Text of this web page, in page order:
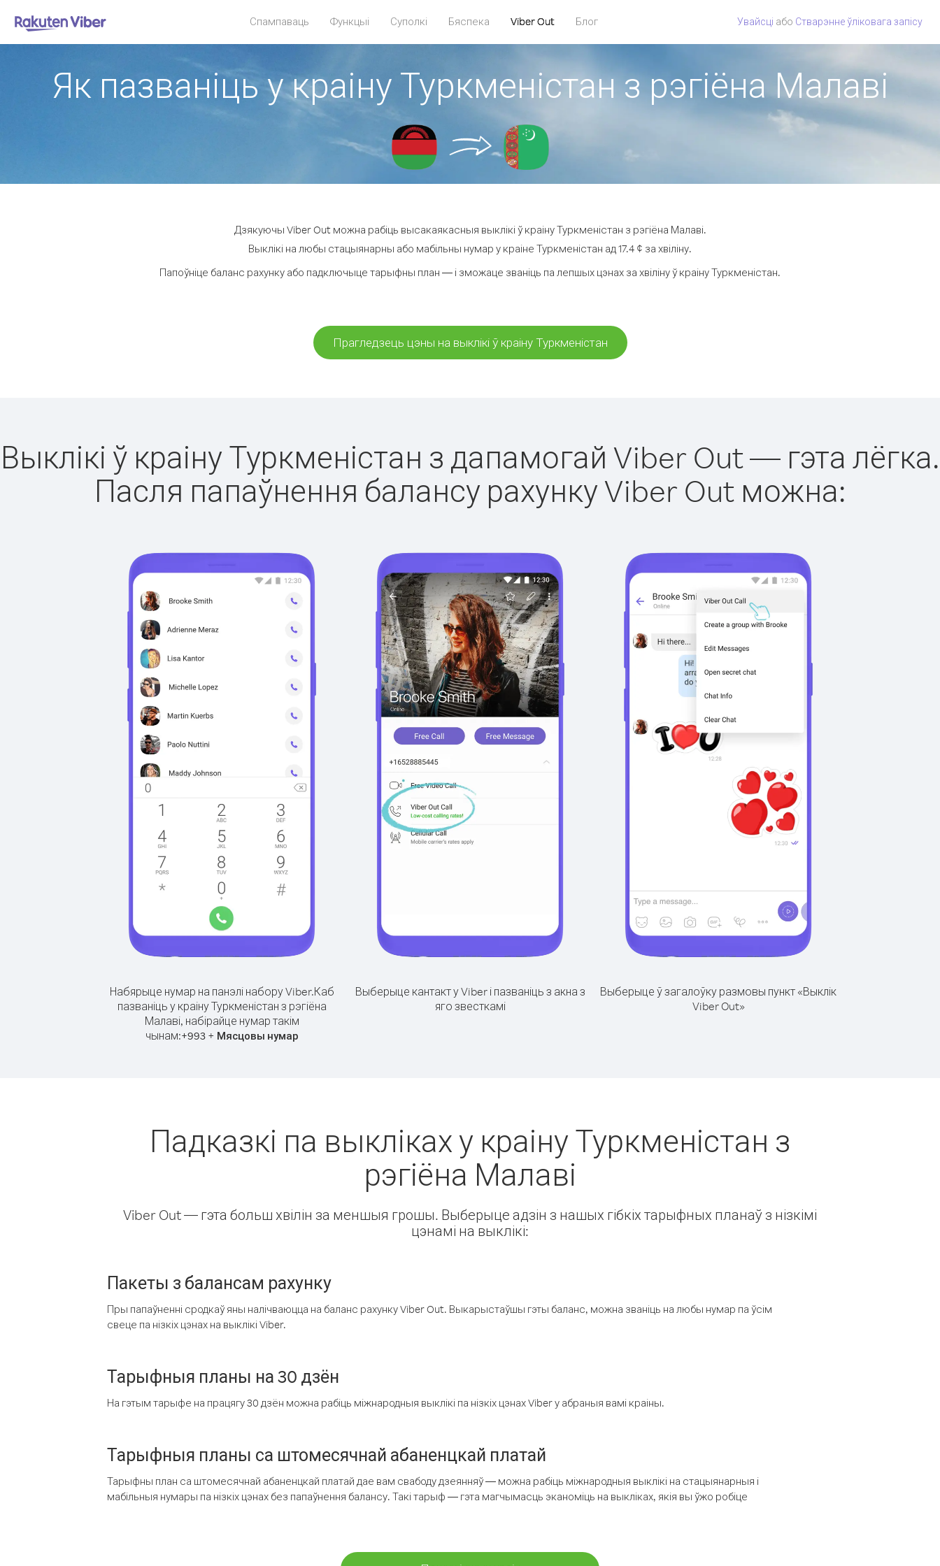
Спампаваць Функцыі Суполкі Бяспека Viber Out Блог Увайсці або Стварэнне ўліковага запісу
Як пазваніць у краіну Туркменістан з рэгіёна Малаві
Дзякуючы Viber Out можна рабіць высакаякасныя выклікі ў краіну Туркменістан з рэгіёна Малаві.
Выклікі на любы стацыянарны або мабільны нумар у краіне Туркменістан ад 17.4 ¢ за хвіліну.
Папоўніце баланс рахунку або падключыце тарыфны план — і зможаце званіць па лепшых цэнах за хвіліну ў краіну Туркменістан.
Прагледзець цэны на выклікі ў краіну Туркменістан
Выклікі ў краіну Туркменістан з дапамогай Viber Out — гэта лёгка.
Пасля папаўнення балансу рахунку Viber Out можна:
Набярыце нумар на панэлі набору Viber.Каб
пазваніць у краіну Туркменістан з рэгіёна
Малаві, набірайце нумар такім
чынам:+993+ Мясцовы нумар
Выберыце кантакт у Viber і пазваніць з акна з
яго звесткамі
Выберыце ў загалоўку размовы пункт «Выклік
Viber Out»
Падказкі па выкліках у краіну Туркменістан з
рэгіёна Малаві
Viber Out — гэта больш хвілін за меншыя грошы. Выберыце адзін з нашых гібкіх тарыфных планаў з нізкімі
цэнамі на выклікі:
Пакеты з балансам рахунку
Пры папаўненні сродкаў яны налічваюцца на баланс рахунку Viber Out. Выкарыстаўшы гэты баланс, можна званіць на любы нумар па ўсім
свеце па нізкіх цэнах на выклікі Viber.
Тарыфныя планы на 30 дзён
На гэтым тарыфе на працягу 30 дзён можна рабіць міжнародныя выклікі па нізкіх цэнах Viber у абраныя вамі краіны.
Тарыфныя планы са штомесячнай абаненцкай платай
Тарыфны план са штомесячнай абаненцкай платай дае вам свабоду дзеянняў — можна рабіць міжнародныя выклікі на стацыянарныя і
мабільныя нумары па нізкіх цэнах без папаўнення балансу. Такі тарыф — гэта магчымасць эканоміць на выкліках, якія вы ўжо робіце